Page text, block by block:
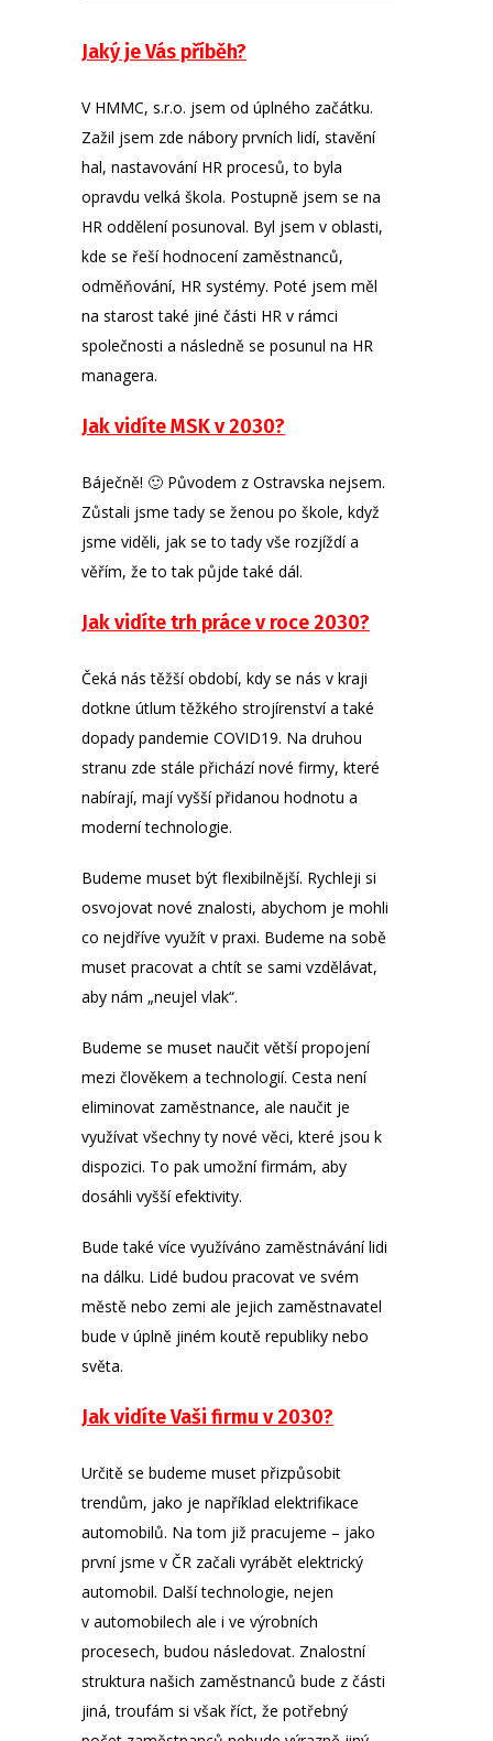
Jaký je Vás příběh?
V HMMC, s.r.o. jsem od úplného začátku.
Zažil jsem zde nábory prvních lidí, stavění
hal, nastavování HR procesů, to byla
opravdu velká škola. Postupně jsem se na
HR oddělení posunoval. Byl jsem v oblasti,
kde se řeší hodnocení zaměstnanců,
odměňování, HR systémy. Poté jsem měl
na starost také jiné části HR v rámci
společnosti a následně se posunul na HR
managera.
Jak vidíte MSK v 2030?
Báječně! 🙂 Původem z Ostravska nejsem.
Zůstali jsme tady se ženou po škole, když
jsme viděli, jak se to tady vše rozjíždí a
věřím, že to tak půjde také dál.
Jak vidíte trh práce v roce 2030?
Čeká nás těžší období, kdy se nás v kraji
dotkne útlum těžkého strojírenství a také
dopady pandemie COVID19. Na druhou
stranu zde stále přichází nové firmy, které
nabírají, mají vyšší přidanou hodnotu a
moderní technologie.
Budeme muset být flexibilnější. Rychleji si
osvojovat nové znalosti, abychom je mohli
co nejdříve využít v praxi. Budeme na sobě
muset pracovat a chtít se sami vzdělávat,
aby nám „neujel vlak“.
Budeme se muset naučit větší propojení
mezi člověkem a technologií. Cesta není
eliminovat zaměstnance, ale naučit je
využívat všechny ty nové věci, které jsou k
dispozici. To pak umožní firmám, aby
dosáhli vyšší efektivity.
Bude také více využíváno zaměstnávání lidi
na dálku. Lidé budou pracovat ve svém
městě nebo zemi ale jejich zaměstnavatel
bude v úplně jiném koutě republiky nebo
světa.
Jak vidíte Vaši firmu v 2030?
Určitě se budeme muset přizpůsobit
trendům, jako je například elektrifikace
automobilů. Na tom již pracujeme – jako
první jsme v ČR začali vyrábět elektrický
automobil. Další technologie, nejen
v automobilech ale i ve výrobních
procesech, budou následovat. Znalostní
struktura našich zaměstnanců bude z části
jiná, troufám si však říct, že potřebný